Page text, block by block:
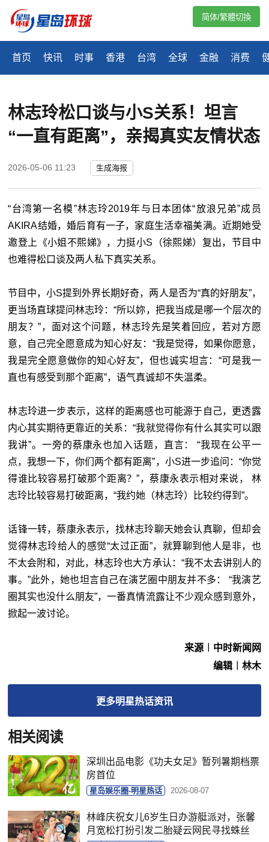
首页 快讯 时事 香港 台湾 全球 金融 消费
简体/繁體切換
林志玲松口谈与小S关系！坦言
“一直有距离”，亲揭真实友情状态
2026-05-06 11:23 生成海报
“台湾第一名模”林志玲2019年与日本团体“放浪兄弟”成员
AKIRA结婚，婚后育有一子，家庭生活幸福美满。近期她受
邀登上《小姐不熙娣》，力挺小S（徐熙娣）复出，节目中
也难得松口谈及两人私下真实关系。
节目中，小S提到外界长期好奇，两人是否为“真的好朋友”，
更当场直球提问林志玲：“所以妳，把我当成是哪一个层次的
朋友？”，面对这个问题，林志玲先是笑着回应，若对方愿
意，自己完全愿意成为知心好友：“我是觉得，如果你愿意，
我是完全愿意做你的知心好友”，但也诚实坦言：“可是我一
直也有感受到那个距离”，语气真诚却不失温柔。
林志玲进一步表示，这样的距离感也可能源于自己，更透露
内心其实期待更靠近的关系：“我就觉得你有什么其实可以跟
我讲”。一旁的蔡康永也加入话题，直言： “我现在公平一
点，我想一下，你们两个都有距离”，小S进一步追问：“你觉
得谁比较容易打破那个距离？”，蔡康永表示相对来说， 林
志玲比较容易打破距离，“我约她（林志玲）比较约得到”。
话锋一转，蔡康永表示，找林志玲聊天她会认真聊，但却会
觉得林志玲给人的感觉“太过正面”，就算聊到他人是非，也
不太会附和，对此，林志玲也大方承认：“我不太去讲别人的
事。”此外，她也坦言自己在演艺圈中朋友并不多： “我演艺
圈其实也没什么朋友”，一番真情流露让不少观众感到意外，
掀起一波讨论。
来源︱中时新闻网
编辑︱林木
更多明星热话资讯
相关阅读
深圳出品电影《功夫女足》暂列暑期档票
房首位
星岛娱乐圈-明星热话 2026-08-07
林峰庆祝女儿6岁生日办游艇派对，张馨
月宽松打扮引发二胎疑云网民寻找蛛丝